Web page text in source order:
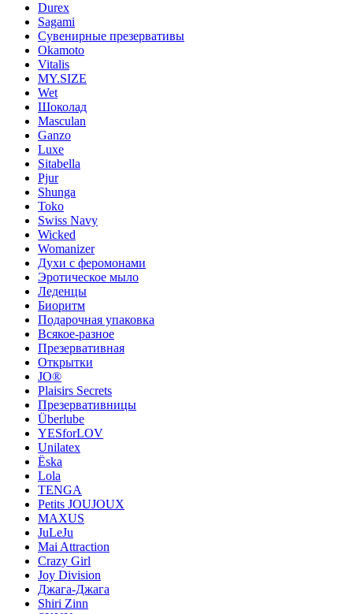
Durex
Sagami
Сувенирные презервативы
Okamoto
Vitalis
MY.SIZE
Wet
Шоколад
Masculan
Ganzo
Luxe
Sitabella
Pjur
Shunga
Toko
Swiss Navy
Wicked
Womanizer
Духи с феромонами
Эротическое мыло
Леденцы
Биоритм
Подарочная упаковка
Всякое-разное
Презервативная
Открытки
JO®
Plaisirs Secrets
Презервативницы
Überlube
YESforLOV
Unilatex
Ёska
Lola
TENGA
Petits JOUJOUX
MAXUS
JuLeJu
Mai Attraction
Crazy Girl
Joy Division
Джага-Джага
Shiri Zinn